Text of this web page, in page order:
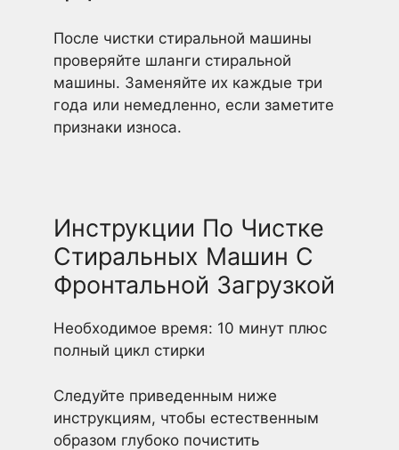
После чистки стиральной машины
проверяйте шланги стиральной
машины. Заменяйте их каждые три
года или немедленно, если заметите
признаки износа.
Инструкции По Чистке
Стиральных Машин С
Фронтальной Загрузкой
Необходимое время: 10 минут плюс
полный цикл стирки
Следуйте приведенным ниже
инструкциям, чтобы естественным
образом глубоко почистить